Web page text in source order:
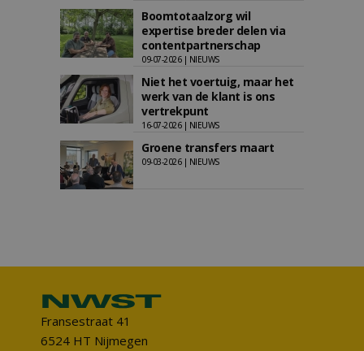
Boomtotaalzorg wil
expertise breder delen via
contentpartnerschap
09-07-2026 | NIEUWS
Niet het voertuig, maar het
werk van de klant is ons
vertrekpunt
16-07-2026 | NIEUWS
Groene transfers maart
09-03-2026 | NIEUWS
Fransestraat 41
6524 HT Nijmegen